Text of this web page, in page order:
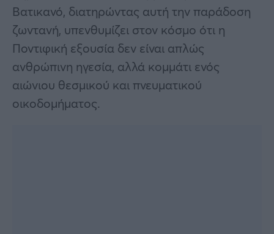
Βατικανό, διατηρώντας αυτή την παράδοση
ζωντανή, υπενθυμίζει στον κόσμο ότι η
Ποντιφική εξουσία δεν είναι απλώς
ανθρώπινη ηγεσία, αλλά κομμάτι ενός
αιώνιου θεσμικού και πνευματικού
οικοδομήματος.